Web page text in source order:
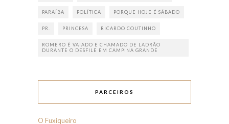
PARAÍBA POLÍTICA PORQUE HOJE É SÁBADO
PR. PRINCESA RICARDO COUTINHO
ROMERO É VAIADO E CHAMADO DE LADRÃO
DURANTE O DESFILE EM CAMPINA GRANDE
PARCEIROS
O Fuxiqueiro